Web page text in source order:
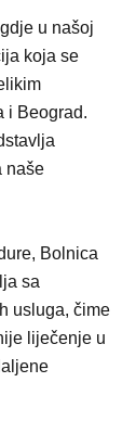
u našoj
koja se
i Beograd.
naše
Bolnica
sa
usluga, čime
liječenje u